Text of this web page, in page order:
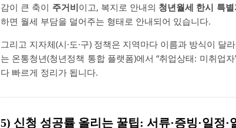
감이 큰 축이 주거비이고, 복지로 안내의 청년월세 한시 특별
하면 월세 부담을 덜어주는 형태로 안내되어 있습니다.
그리고 지자체(시·도·구) 정책은 지역마다 이름과 방식이 달
는 온통청년(청년정책 통합 플랫폼)에서 “취업상태: 미취업
다 빠르게 정리가 됩니다.
5) 신청 성공률 올리는 꿀팁: 서류·증빙·일정·